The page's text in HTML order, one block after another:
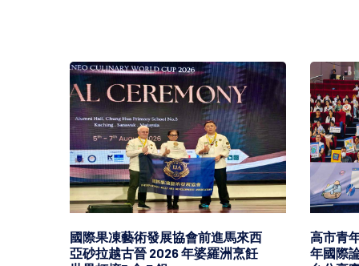
國際果凍藝術發展協會前進馬來西
亞砂拉越古晉 2026 年婆羅洲烹飪
高市青
年國際